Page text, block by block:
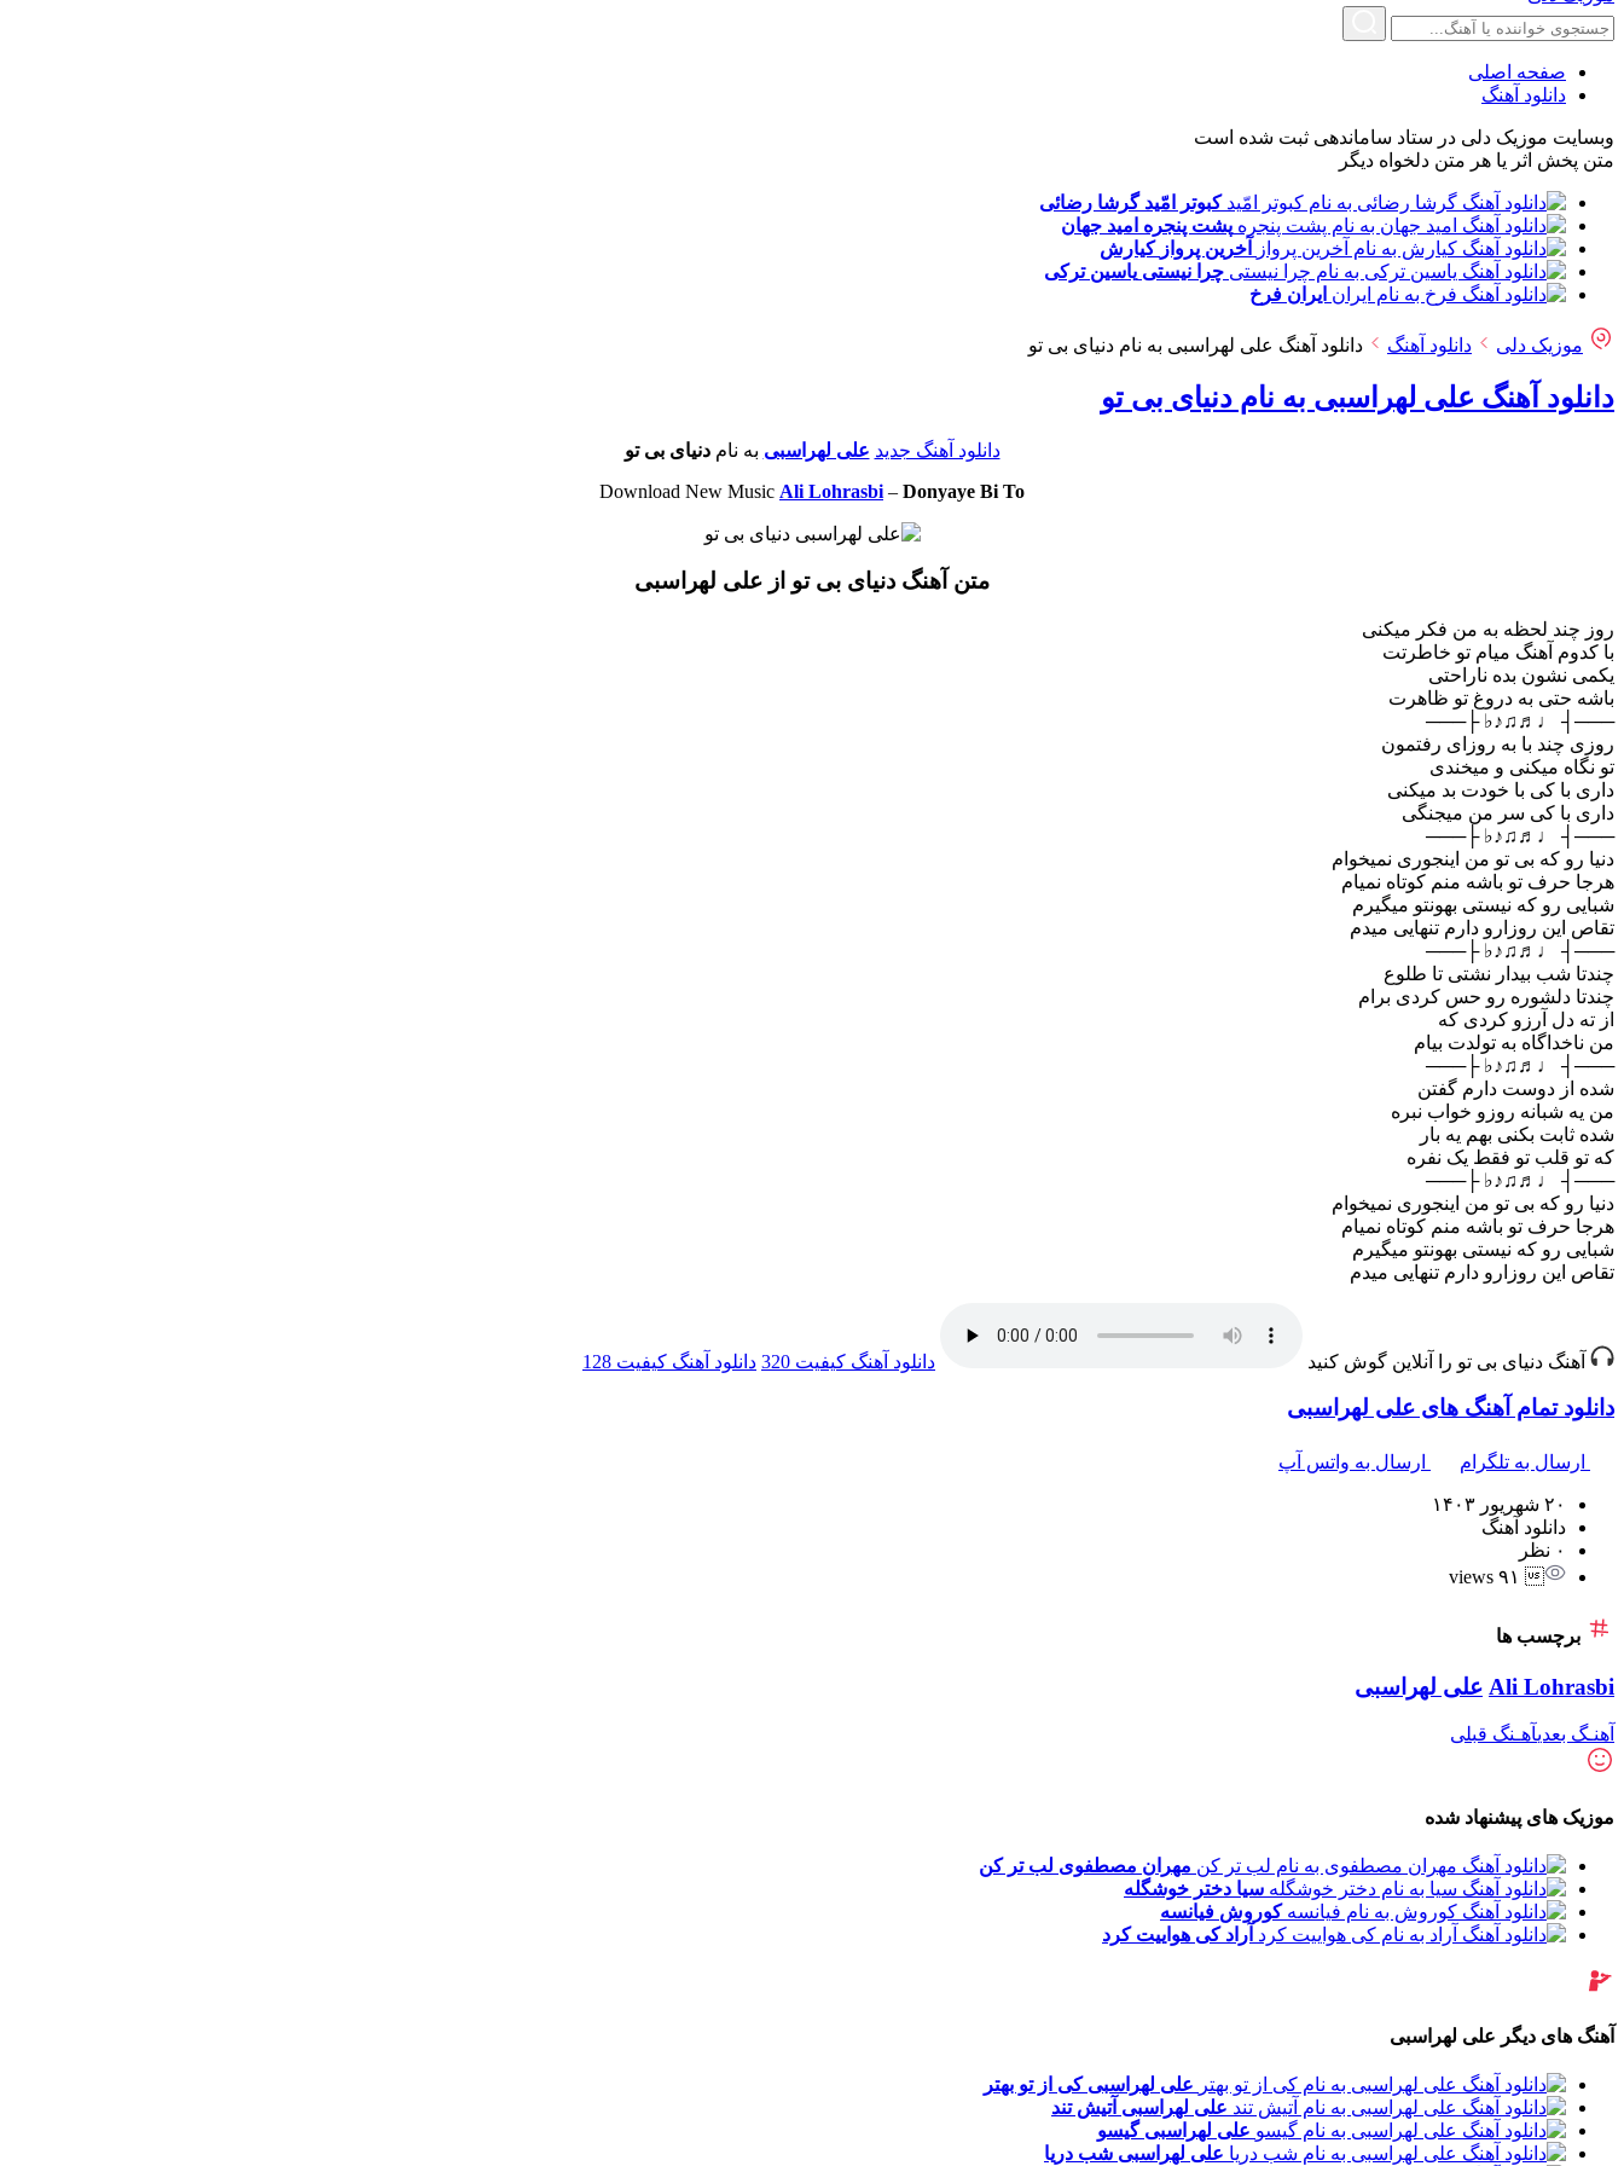
صفحه اصلی
دانلود آهنگ
وبسایت موزیک دلی در ستاد ساماندهی ثبت شده است
متن پخش اثر یا هر متن دلخواه دیگر
کبوتر امّید گرشا رضائی
پشت پنجره امید جهان
آخرین پرواز کیارش
چرا نیستی یاسین ترکی
ایران فرخ
موزیک دلی دانلود آهنگ دانلود آهنگ علی لهراسبی به نام دنیای بی تو
دانلود آهنگ علی لهراسبی به نام دنیای بی تو
دانلود آهنگ جدید علی لهراسبی به نامدنیای بی تو
Download New Music Ali Lohrasbi – Donyaye Bi To
متن آهنگ دنیای بی تو از علی لهراسبی
روز چند لحظه به من فکر میکنی
با کدوم آهنگ میام تو خاطرتت
یکمی نشون بده ناراحتی
باشه حتی به دروغ تو ظاهرت
───┤ ♩♬♫♪♭ ├───
روزی چند با به روزای رفتمون
تو نگاه میکنی و میخندی
داری با کی با خودت بد میکنی
داری با کی سر من میجنگی
───┤ ♩♬♫♪♭ ├───
دنیا رو که بی تو من اینجوری نمیخوام
هرجا حرف تو باشه منم کوتاه نمیام
شبایی رو که نیستی بهونتو میگیرم
تقاص این روزارو دارم تنهایی میدم
───┤ ♩♬♫♪♭ ├───
چندتا شب بیدار نشتی تا طلوع
چندتا دلشوره رو حس کردی برام
از ته دل آرزو کردی که
من ناخداگاه به تولدت بیام
───┤ ♩♬♫♪♭ ├───
شده از دوست دارم گفتن
من یه شبانه روزو خواب نبره
شده ثابت بکنی بهم یه بار
که تو قلب تو فقط یک نفره
───┤ ♩♬♫♪♭ ├───
دنیا رو که بی تو من اینجوری نمیخوام
هرجا حرف تو باشه منم کوتاه نمیام
شبایی رو که نیستی بهونتو میگیرم
تقاص این روزارو دارم تنهایی میدم
آهنگ دنیای بی تو را آنلاین گوش کنید دانلود آهنگ کیفیت 320 دانلود آهنگ کیفیت 128
دانلود تمام آهنگ های علی لهراسبی
ارسال به تلگرام ارسال به واتس آپ
۲۰ شهریور ۱۴۰۳
دانلود آهنگ
۰ نظر
۹۱ views
برچسب ها
Ali Lohrasbi علی لهراسبی
آهنـگ بعدیآهـنگ قبلی
موزیک های پیشنهاد شده
مهران مصطفوی لب تر کن
سیا دختر خوشگله
کوروش فیانسه
آراد کی هواییت کرد
آهنگ های دیگر علی لهراسبی
علی لهراسبی کی از تو ‌بهتر
علی لهراسبی آتیش تند
علی لهراسبی گیسو
علی لهراسبی شب دریا